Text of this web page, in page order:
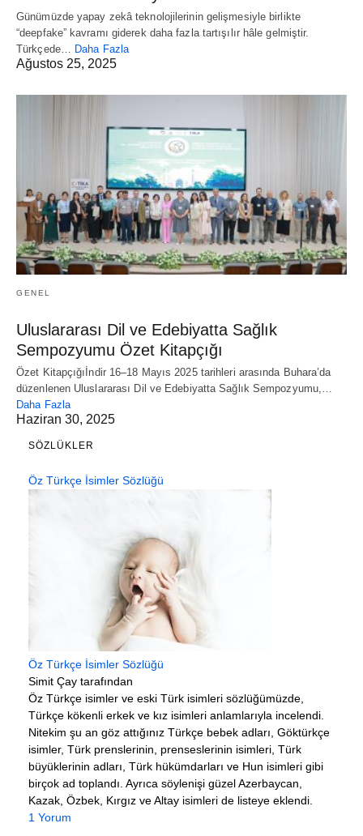
Günümüzde yapay zekâ teknolojilerinin gelişmesiyle birlikte
“deepfake” kavramı giderek daha fazla tartışılır hâle gelmiştir.
Türkçede… Daha Fazla
Ağustos 25, 2025
GENEL
Uluslararası Dil ve Edebiyatta Sağlık
Sempozyumu Özet Kitapçığı
Özet Kitapçığıİndir 16–18 Mayıs 2025 tarihleri arasında Buhara’da
düzenlenen Uluslararası Dil ve Edebiyatta Sağlık Sempozyumu,…
Daha Fazla
Haziran 30, 2025
SÖZLÜKLER
Öz Türkçe İsimler Sözlüğü
Öz Türkçe İsimler Sözlüğü
Simit Çay tarafından
Öz Türkçe isimler ve eski Türk isimleri sözlüğümüzde,
Türkçe kökenli erkek ve kız isimleri anlamlarıyla incelendi.
Nitekim şu an göz attığınız Türkçe bebek adları, Göktürkçe
isimler, Türk prenslerinin, prenseslerinin isimleri, Türk
büyüklerinin adları, Türk hükümdarları ve Hun isimleri gibi
birçok ad toplandı. Ayrıca söylenişi güzel Azerbaycan,
Kazak, Özbek, Kırgız ve Altay isimleri de listeye eklendi.
1 Yorum